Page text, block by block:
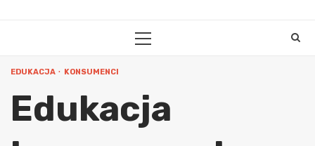
PRIMARY
EDUKACJA KONSUMENCI
Edukacja